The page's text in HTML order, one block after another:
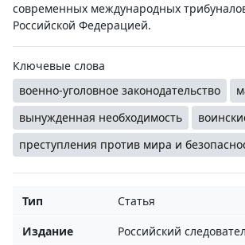
современных международных
Российской Федерацией.
Ключевые слова
военно-уголовное законодательство
вынужденная необходимость
преступления против мира и
Тип
Статья
Издание
Российский